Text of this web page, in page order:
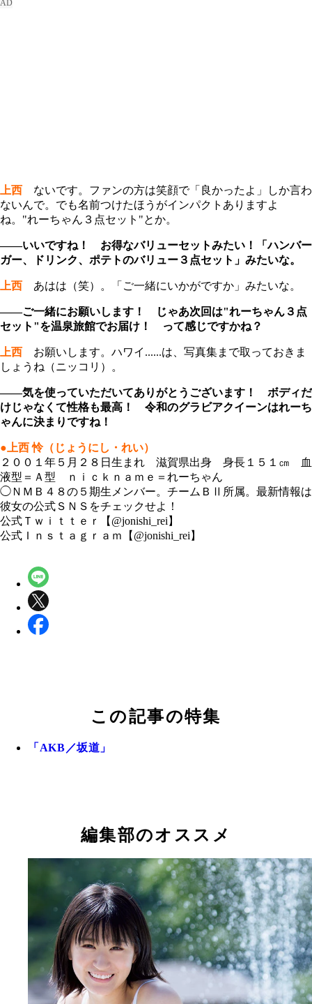
上西 ないです。ファンの方は笑顔で「良かったよ」しか言わ
ないんで。でも名前つけたほうがインパクトありますよ
ね。"れーちゃん３点セット"とか。
――いいですね！ お得なバリューセットみたい！「ハンバー
ガー、ドリンク、ポテトのバリュー３点セット」みたいな。
上西 あはは（笑）。「ご一緒にいかがですか」みたいな。
――ご一緒にお願いします！ じゃあ次回は"れーちゃん３点
セット"を温泉旅館でお届け！ って感じですかね？
上西 お願いします。ハワイ......は、写真集まで取っておきま
しょうね（ニッコリ）。
――気を使っていただいてありがとうございます！ ボディだ
けじゃなくて性格も最高！ 令和のグラビアクイーンはれーち
ゃんに決まりですね！
●上西 怜（じょうにし・れい）
２００１年５月２８日生まれ 滋賀県出身 身長１５１㎝ 血
液型＝Ａ型 ｎｉｃｋｎａｍｅ＝れーちゃん
◯ＮＭＢ４８の５期生メンバー。チームＢⅡ所属。最新情報は
彼女の公式ＳＮＳをチェックせよ！
公式Ｔｗｉｔｔｅｒ【@jonishi_rei】
公式Ｉｎｓｔａｇｒａｍ【@jonishi_rei】
この記事の特集
「AKB／坂道」
編集部のオススメ